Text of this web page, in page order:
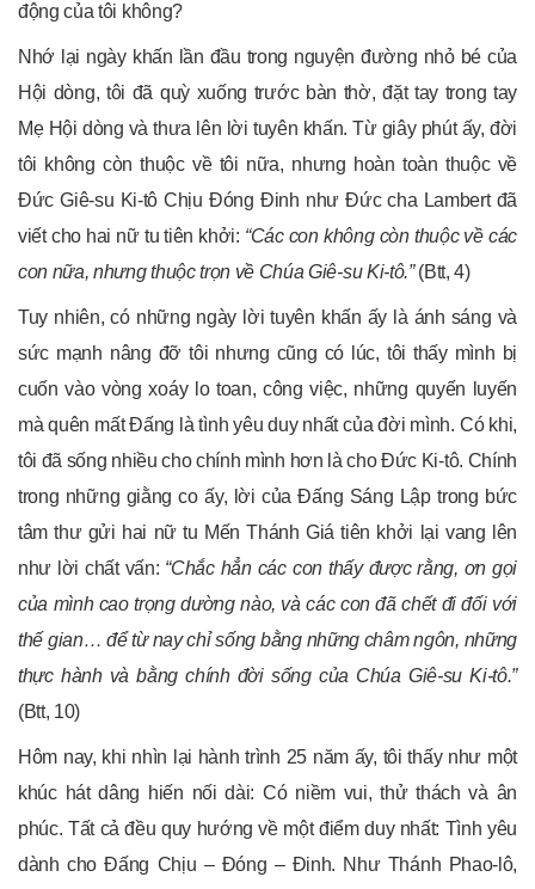
động của tôi không?
Nhớ lại ngày khấn lần đầu trong nguyện đường nhỏ bé của
Hội dòng, tôi đã quỳ xuống trước bàn thờ, đặt tay trong tay
Mẹ Hội dòng và thưa lên lời tuyên khấn. Từ giây phút ấy, đời
tôi không còn thuộc về tôi nữa, nhưng hoàn toàn thuộc về
Đức Giê-su Ki-tô Chịu Đóng Đinh như Đức cha Lambert đã
viết cho hai nữ tu tiên khởi: “Các con không còn thuộc về các
con nữa, nhưng thuộc trọn về Chúa Giê-su Ki-tô.”(Btt, 4)
Tuy nhiên, có những ngày lời tuyên khấn ấy là ánh sáng và
sức mạnh nâng đỡ tôi nhưng cũng có lúc, tôi thấy mình bị
cuốn vào vòng xoáy lo toan, công việc, những quyến luyến
mà quên mất Đấng là tình yêu duy nhất của đời mình. Có khi,
tôi đã sống nhiều cho chính mình hơn là cho Đức Ki-tô. Chính
trong những giằng co ấy, lời của Đấng Sáng Lập trong bức
tâm thư gửi hai nữ tu Mến Thánh Giá tiên khởi lại vang lên
như lời chất vấn: “Chắc hẳn các con thấy được rằng, ơn gọi
của mình cao trọng dường nào, và các con đã chết đi đối với
thế gian… để từ nay chỉ sống bằng những châm ngôn, những
thực hành và bằng chính đời sống của Chúa Giê-su Ki-tô.”
(Btt, 10)
Hôm nay, khi nhìn lại hành trình 25 năm ấy, tôi thấy như một
khúc hát dâng hiến nối dài: Có niềm vui, thử thách và ân
phúc. Tất cả đều quy hướng về một điểm duy nhất: Tình yêu
dành cho Đấng Chịu – Đóng – Đinh. Như Thánh Phao-lô,